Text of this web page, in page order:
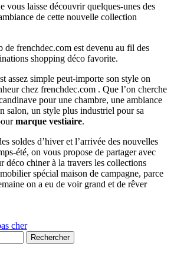
vous laisse découvrir quelques-unes des
de cette nouvelle collection
de frenchdec.com est devenu au fil des
shopping déco favorite.
assez simple peut-importe son style on
chez frenchdec.com . Que l’on cherche
pour une chambre, une ambiance
salon, un style plus industriel pour sa
marque vestiaire.
soldes d’hiver et l’arrivée des nouvelles
été, on vous propose de partager avec
déco chiner à la travers les collections
spécial maison de campagne, parce
on a eu de voir grand et de rêver
cher